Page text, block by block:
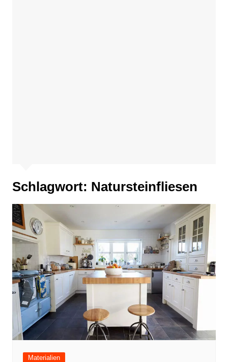
Schlagwort: Natursteinfliesen
Materialien